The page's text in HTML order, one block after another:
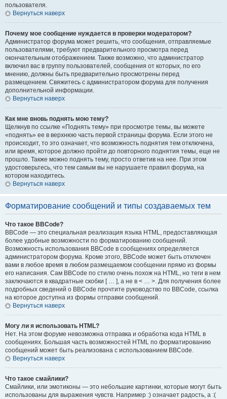
пользователя.
Вернуться наверх
Почему мое сообщение нуждается в проверки модератором?
Администратор форума может решить, что сообщения, отправляемые
пользователями, требуют предварительного просмотра перед
окончательным отображением. Также возможно, что администратор
включил вас в группу пользователей, сообщения от которых, по его
мнению, должны быть предварительно просмотрены перед
размещением. Свяжитесь с администратором форума для получения
дополнительной информации.
Вернуться наверх
Как мне вновь поднять мою тему?
Щелкнув по ссылке «Поднять тему» при просмотре темы, вы можете
«поднять» ее в верхнюю часть первой страницы форума. Если этого не
происходит, то это означает, что возможность поднятия тем отключена,
или время, которое должно пройти до повторного поднятия темы, еще не
прошло. Также можно поднять тему, просто ответив на нее. При этом
удостоверьтесь, что тем самым вы не нарушаете правил форума, на
котором находитесь.
Вернуться наверх
Форматирование сообщений и типы создаваемых тем
Что такое BBCode?
BBCode — это специальная реализация языка HTML, предоставляющая
более удобные возможности по форматированию сообщений.
Возможность использования BBCode в сообщениях определяется
администратором форума. Кроме этого, BBCode может быть отключен
вами в любое время в любом размещаемом сообщении прямо из формы
его написания. Сам BBCode по стилю очень похож на HTML, но теги в нем
заключаются в квадратные скобки [ … ], а не в < … >. Для получения более
подробных сведений о BBCode прочтите руководство по BBCode, ссылка
на которое доступна из формы отправки сообщений.
Вернуться наверх
Могу ли я использовать HTML?
Нет. На этом форуме невозможна отправка и обработка кода HTML в
сообщениях. Большая часть возможностей HTML по форматированию
сообщений может быть реализована с использованием BBCode.
Вернуться наверх
Что такое смайлики?
Смайлики, или эмотиконы — это небольшие картинки, которые могут быть
использованы для выражения чувств. Например :) означает радость, а :(